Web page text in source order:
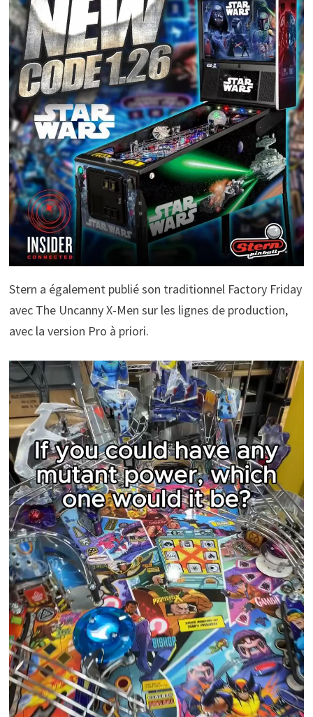
Stern a également publié son traditionnel Factory Friday
avec The Uncanny X-Men sur les lignes de production,
avec la version Pro à priori.